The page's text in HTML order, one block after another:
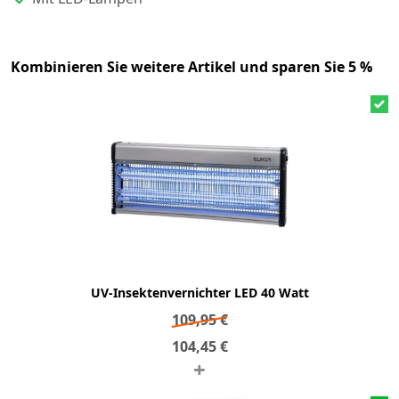
Kombinieren Sie weitere Artikel und sparen Sie 5 %
UV-Insektenvernichter LED 40 Watt
109,95€
104,45€
+